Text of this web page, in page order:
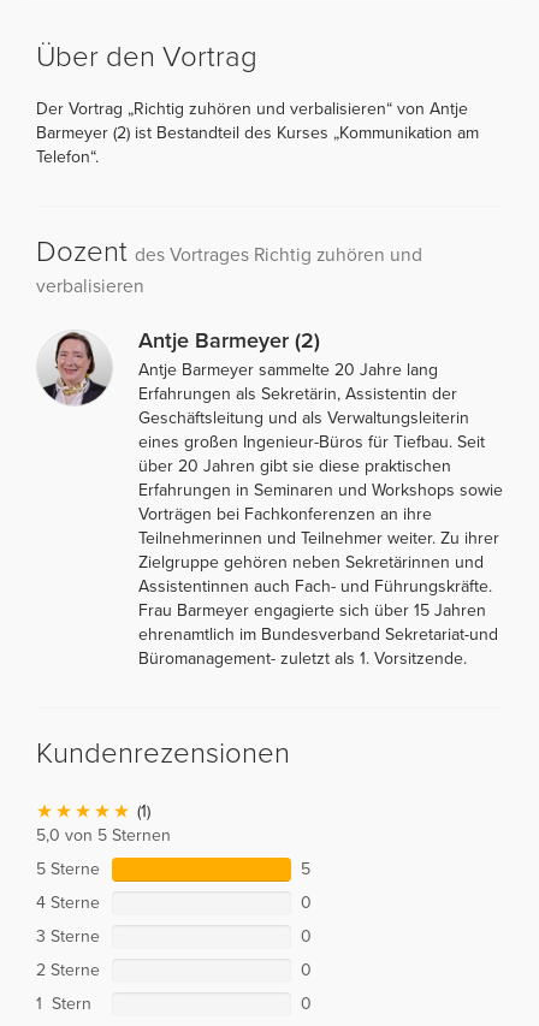
Über den Vortrag
Der Vortrag „Richtig zuhören und verbalisieren“ von Antje
Barmeyer (2) ist Bestandteil des Kurses „Kommunikation am
Telefon“.
Dozent des Vortrages Richtig zuhören und
verbalisieren
Antje Barmeyer (2)
Antje Barmeyer sammelte 20 Jahre lang
Erfahrungen als Sekretärin, Assistentin der
Geschäftsleitung und als Verwaltungsleiterin
eines großen Ingenieur-Büros für Tiefbau. Seit
über 20 Jahren gibt sie diese praktischen
Erfahrungen in Seminaren und Workshops sowie
Vorträgen bei Fachkonferenzen an ihre
Teilnehmerinnen und Teilnehmer weiter. Zu ihrer
Zielgruppe gehören neben Sekretärinnen und
Assistentinnen auch Fach- und Führungskräfte.
Frau Barmeyer engagierte sich über 15 Jahren
ehrenamtlich im Bundesverband Sekretariat-und
Büromanagement- zuletzt als 1. Vorsitzende.
Kundenrezensionen
(1)
5,0 von 5 Sternen
5 Sterne
5
4 Sterne
0
3 Sterne
0
2 Sterne
0
1 Stern
0